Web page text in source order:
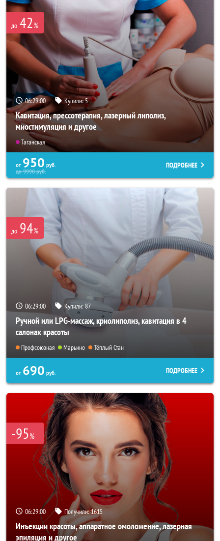
до 42%
06:28:57 Купили:5
Кавитация, прессотерапия, лазерный липолиз,
миостимуляция и другое
Таганская
от 950 руб.
до9990руб.
ПОДРОБНЕЕ
до 94%
06:28:57 Купили:87
Ручной или LPG-массаж, криолиполиз, кавитация в 4
салонах красоты
Профсоюзная Марьино Тёплый Стан
от 690 руб. ПОДРОБНЕЕ
-95%
06:28:57 Получили:1615
Инъекции красоты, аппаратное омоложение, лазерная
эпиляция и другое